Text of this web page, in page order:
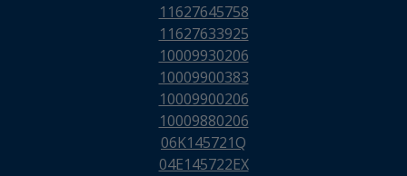
11627645758
11627633925
10009930206
10009900383
10009900206
10009880206
06K145721Q
04E145722EX